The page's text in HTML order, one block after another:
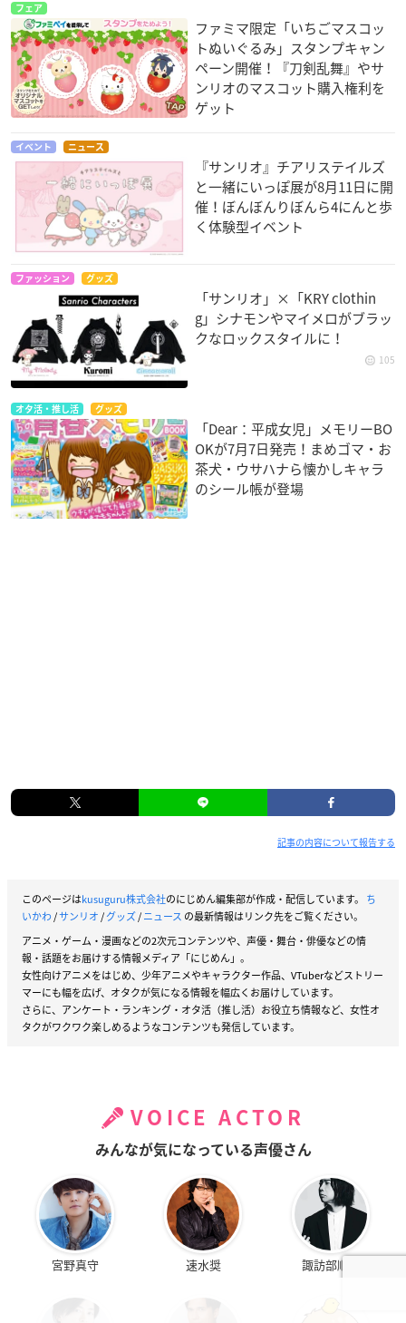
フェア
ファミマ限定「いちごマスコッ
トぬいぐるみ」スタンプキャン
ペーン開催！『刀剣乱舞』やサ
ンリオのマスコット購入権利を
ゲット
イベント ニュース
『サンリオ』チアリステイルズ
と一緒にいっぽ展が8月11日に開
催！ぼんぼんりぼんら4にんと歩
く体験型イベント
ファッション グッズ
「サンリオ」×「KRY clothin
g」シナモンやマイメロがブラッ
クなロックスタイルに！
105
オタ活・推し活 グッズ
「Dear：平成女児」メモリーBO
OKが7月7日発売！まめゴマ・お
茶犬・ウサハナら懐かしキャラ
のシール帳が登場
記事の内容について報告する
このページはkusuguru株式会社のにじめん編集部が作成・配信しています。 ち
いかわ/サンリオ/グッズ/ニュース の最新情報はリンク先をご覧ください。
アニメ・ゲーム・漫画などの2次元コンテンツや、声優・舞台・俳優などの情
報・話題をお届けする情報メディア「にじめん」。
女性向けアニメをはじめ、少年アニメやキャラクター作品、VTuberなどストリー
マーにも幅を広げ、オタクが気になる情報を幅広くお届けしています。
さらに、アンケート・ランキング・オタ活（推し活）お役立ち情報など、女性オ
タクがワクワク楽しめるようなコンテンツも発信しています。
VOICE ACTOR
みんなが気になっている声優さん
宮野真守 速水奨 諏訪部順一